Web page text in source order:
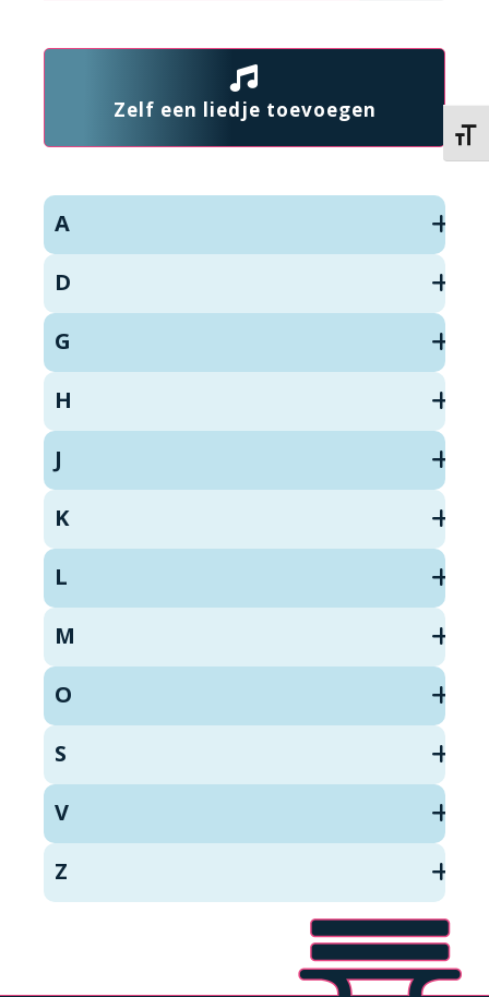
Zelf een liedje toevoegen
A
D
G
H
J
K
L
M
O
S
V
Z